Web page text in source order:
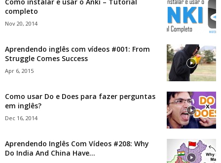
completo
Nov 20, 2014
Aprendendo inglês com vídeos #001: From
Struggle Comes Success
Apr 6, 2015
Como usar Do e Does para fazer perguntas
em inglês?
Dec 16, 2014
Aprendendo Inglês Com Vídeos #208: Why
Do India And China Have...